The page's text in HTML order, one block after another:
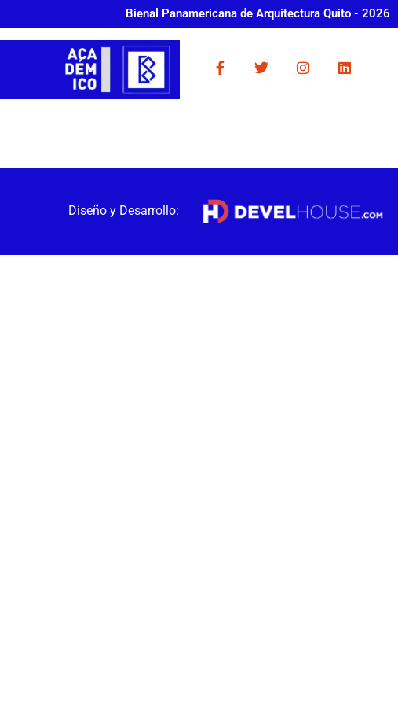
Bienal Panamericana de Arquitectura Quito - 2026
Diseño y Desarrollo: